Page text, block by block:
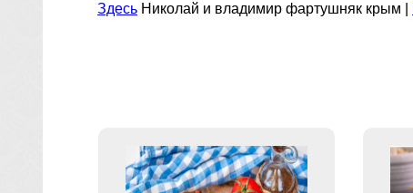
Здесь Николай и владимир фартушняк крым |